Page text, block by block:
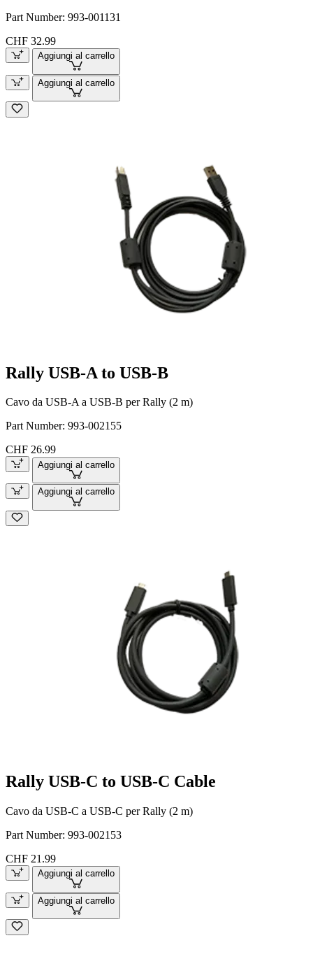
Part Number: 993-001131
CHF 32.99
Aggiungi al carrello
Aggiungi al carrello
Rally USB-A to USB-B
Cavo da USB-A a USB-B per Rally (2 m)
Part Number: 993-002155
CHF 26.99
Aggiungi al carrello
Aggiungi al carrello
Rally USB-C to USB-C Cable
Cavo da USB-C a USB-C per Rally (2 m)
Part Number: 993-002153
CHF 21.99
Aggiungi al carrello
Aggiungi al carrello